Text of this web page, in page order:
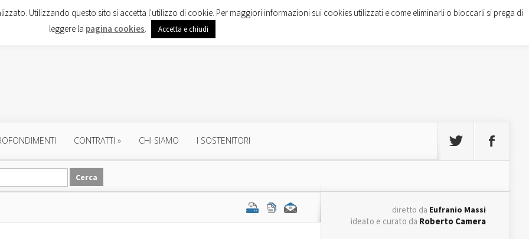
CONTRATTI » CHI SIAMO I SOSTENITORI
diretto da Eufranio Massi
ideato e curato da Roberto Camera
Utilizzando questo sito si accetta l'utilizzo di cookie. Per maggiori informazioni sui cookies utilizzati e come eliminarli o bloccarli si prega di
leggere la pagina cookies. Accetta e chiudi